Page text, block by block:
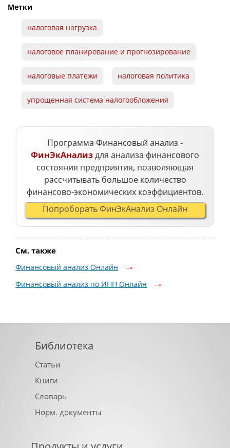
Метки
налоговая нагрузка
налоговое планирование и прогнозирование
налоговые платежи налоговая политика
упрощенная система налогообложения
Программа Финансовый анализ -
ФинЭкАнализдля анализа финансового
состояния предприятия, позволяющая
рассчитывать большое количество
финансово-экономических коэффициентов.
Попроборать ФинЭкАнализ Онлайн
См. также
Финансовый анализ Онлайн
Финансовый анализ по ИНН Онлайн
Библиотека
Статьи
Книги
Словарь
Норм. документы